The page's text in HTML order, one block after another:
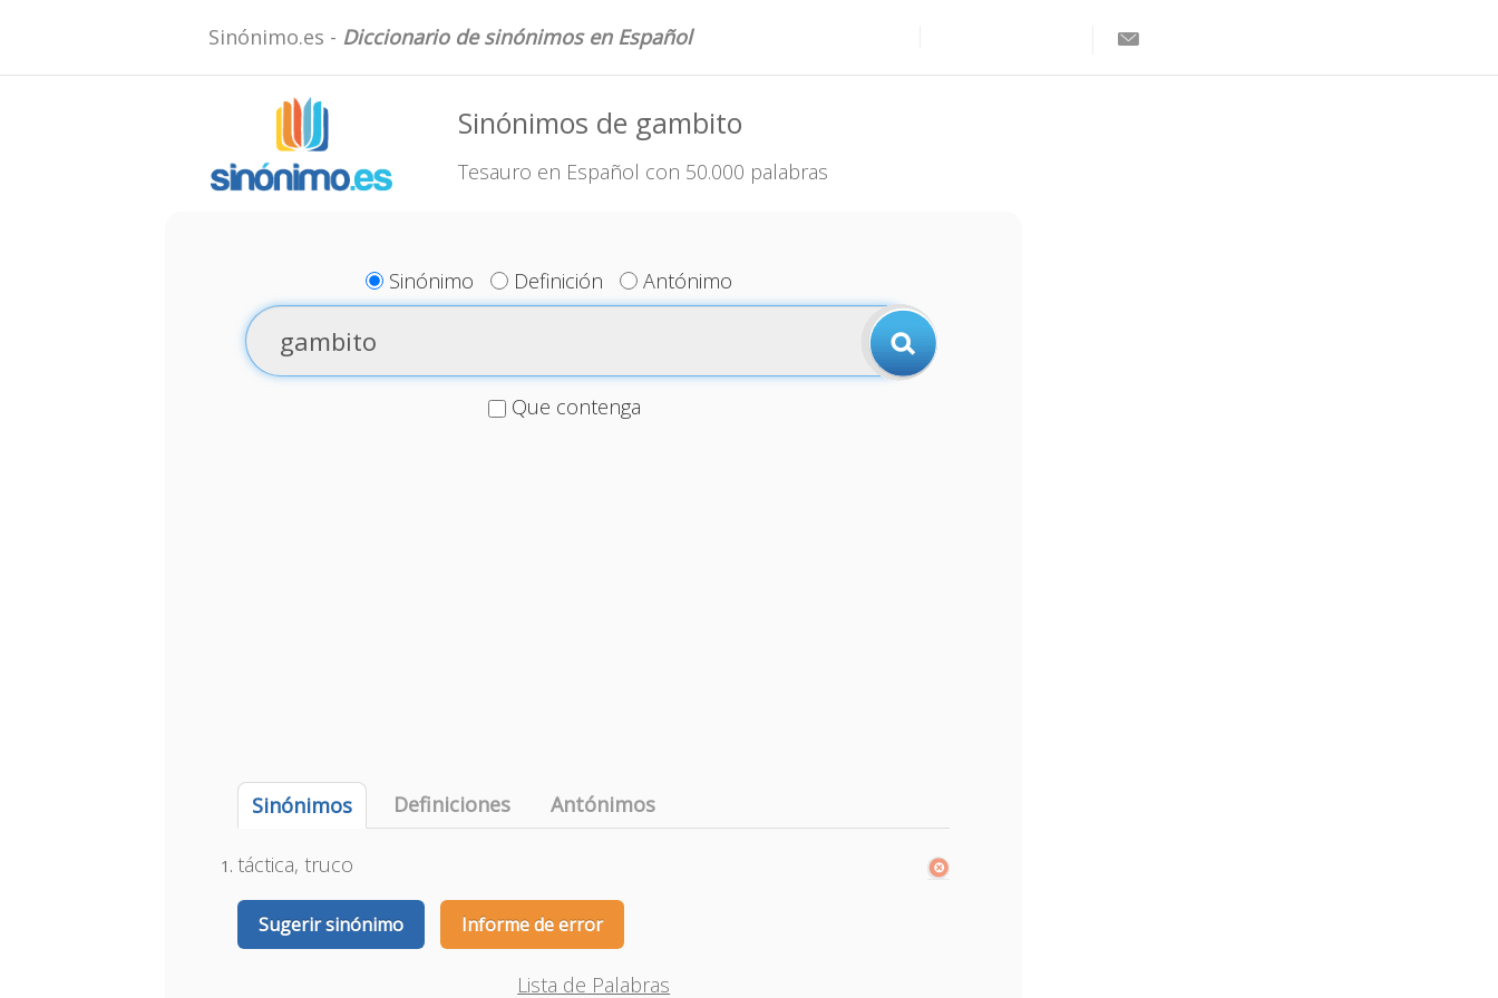
Sinónimo.es - Diccionario de sinónimos en Español
Sinónimos de gambito
Tesauro en Español con 50.000 palabras
Sinónimo Definición Antónimo
Que contenga
Sinónimos Definiciones Antónimos
táctica, truco
Sugerir sinónimo Informe de error
Lista de Palabras